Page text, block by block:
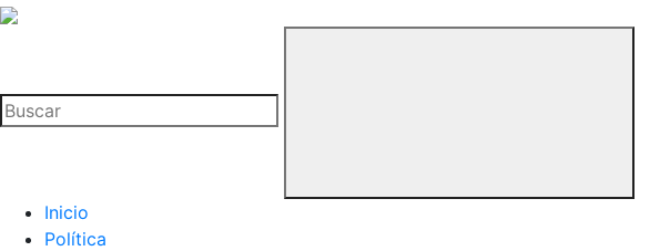
La
Buitre
Inicio
Política